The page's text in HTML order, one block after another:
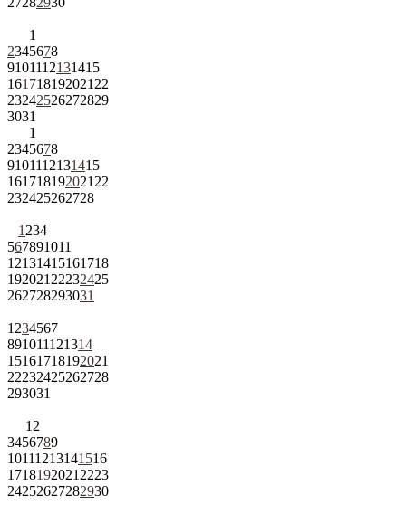
1
2345678
9101112131415
161718192021 22
23242526272829
3031
1
2345678
9101112131415
161718192021 22
232425262728
1 234
567891011
12131415161718
192021 22232425
262728293031
1 234567
891011121314
15161718192021
22232425262728
293031
1 2
3456789
10111213141516
1718192021 2223
24252627282930